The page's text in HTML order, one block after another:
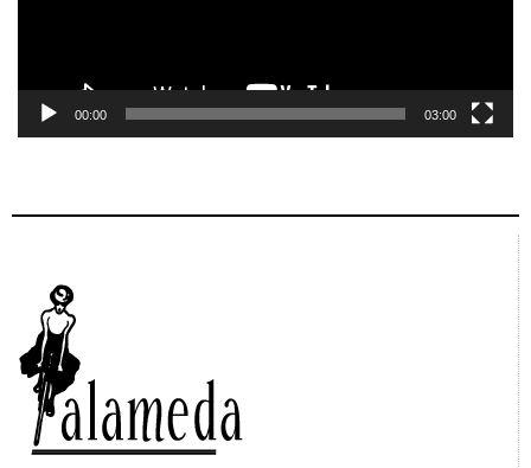
00:00 03:00